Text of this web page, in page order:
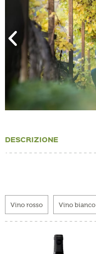
DESCRIZIONE
Vino rosso Vino bianco